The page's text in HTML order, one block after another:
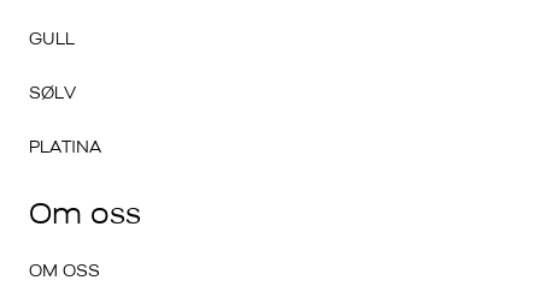
GULL
SØLV
PLATINA
Om oss
OM OSS